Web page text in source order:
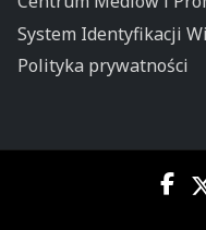
System Identyfikacji
Polityka prywatności